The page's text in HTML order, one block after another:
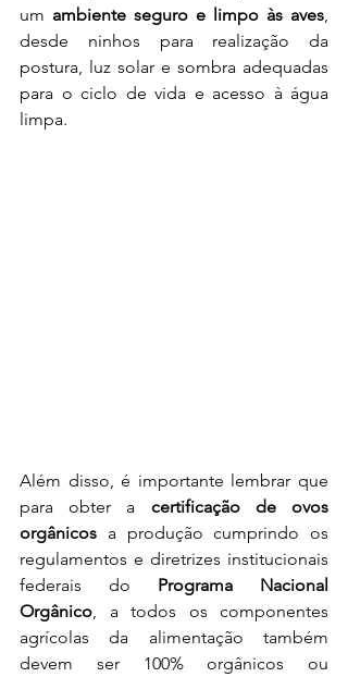
um ambiente seguro e limpo às aves
desde ninhos para realização da
postura, luz solar e sombra adequadas
para o ciclo de vida e acesso à água
limpa.
Além disso, é importante lembrar que
para obter a certificação de ovos
orgânicos a produção cumprindo os
regulamentos e diretrizes institucionais
federais do Programa Nacional
Orgânico , a todos os componentes
agrícolas da alimentação também
devem ser 100% orgânicos ou